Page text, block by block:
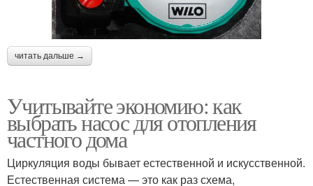
читать дальше →
Учитывайте экономию: как
выбрать насос для отопления
частного дома
Циркуляция воды бывает естественной и искусственной.
Естественная система — это как раз схема,